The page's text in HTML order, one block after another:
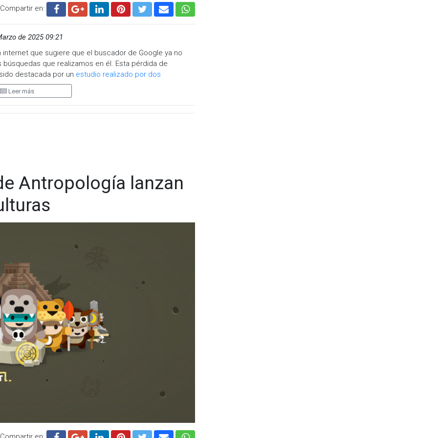
Compartir en:
de 2025 09:21
que sugiere que el buscador de Google ya no
que realizamos en él. Esta pérdida de
destacada por un estudio realizado por dos
de que la relevancia de los contenidos en Google
evitando Google y realizando búsquedas de
entre 18 y 34 años son más propensos a usar las redes
que Google permanece como la opción preferida
entonces, prefieren los contenidos sociales
personal
o servicios se inclinen cada vez más hacia las
en plataformas como Instagram o TikTok, con
restaurantes en París, por ejemplo. Seguro que
restaurantes recomendados por páginas web muy
cada enlace está patrocinado o conduce a compras de
si los influencers que trabajan en este tema priorizan
son más propensos a ofrecer opiniones reales
O, al menos, eso es lo que tienen a pensar los usuarios
publicado por ExpressVPN
en relevancia con respecto a Google, o, al menos,
Leer más
Antropología lanzan